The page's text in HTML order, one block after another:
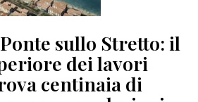
sullo Stretto: il
dei lavori
centinaia di